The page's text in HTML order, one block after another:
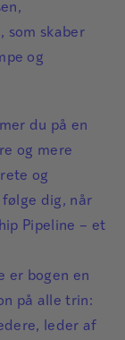
som skaber
og
du på en
og mere
og
dig, når
Pipeline – et
er bogen en
på alle trin:
leder af